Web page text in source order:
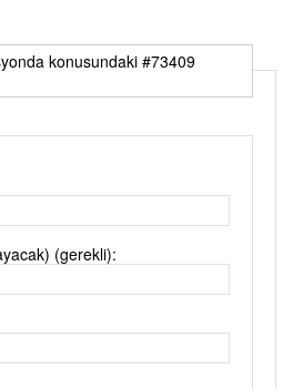
konusundaki #73409
(gerekli):